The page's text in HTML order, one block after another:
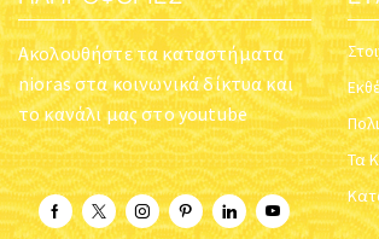
Ακολουθήστε τα καταστήματα
nioras στα κοινωνικά δίκτυα και
το κανάλι μας στο youtube
Τα